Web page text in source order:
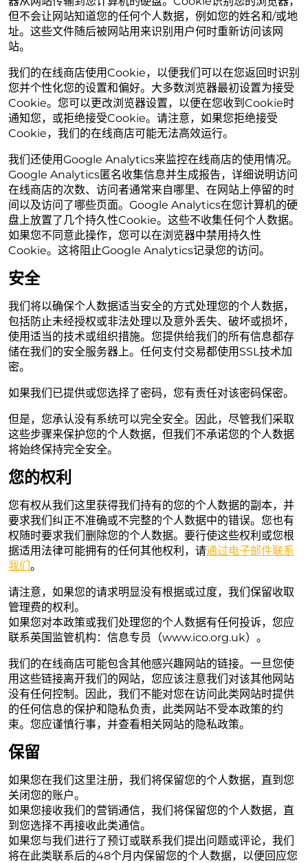
但不会让网站知道您的任何个人数据，例如您的姓名和/或地
址。这些文件随后被网站用来识别用户何时重新访问该网
站。
我们的在线商店使用Cookie，以便我们可以在您返回时识别
您并个性化您的设置和偏好。大多数浏览器最初设置为接受
Cookie。您可以更改浏览器设置，以便在您收到Cookie时
通知您，或拒绝接受Cookie。请注意，如果您拒绝接受
Cookie，我们的在线商店可能无法高效运行。
我们还使用Google Analytics来监控在线商店的使用情况。
Google Analytics匿名收集信息并生成报告，详细说明访问
在线商店的次数、访问者通常来自哪里、在网站上停留的时
间以及访问了哪些页面。Google Analytics在您计算机的硬
盘上放置了几个持久性Cookie。这些不收集任何个人数据。
如果您不同意此操作，您可以在浏览器中禁用持久性
Cookie。这将阻止Google Analytics记录您的访问。
安全
我们将以确保个人数据适当安全的方式处理您的个人数据，
包括防止未经授权或非法处理以及意外丢失、破坏或损坏，
使用适当的技术或组织措施。您提供给我们的所有信息都存
储在我们的安全服务器上。任何支付交易都使用SSL技术加
密。
如果我们已提供或您选择了密码，您有责任对该密码保密。
但是，您承认没有系统可以完全安全。因此，尽管我们采取
这些步骤来保护您的个人数据，但我们不承诺您的个人数据
将始终保持完全安全。
您的权利
您有权从我们这里获得我们持有的您的个人数据的副本，并
要求我们纠正不准确或不完整的个人数据中的错误。您也有
权随时要求我们删除您的个人数据。要行使这些权利或您根
据适用法律可能拥有的任何其他权利，请通过电子邮件联系
我们。
请注意，如果您的请求明显没有根据或过度，我们保留收取
管理费的权利。
如果您对本政策或我们处理您的个人数据有任何投诉，您应
联系英国监管机构：信息专员（www.ico.org.uk）。
我们的在线商店可能包含其他感兴趣网站的链接。一旦您使
用这些链接离开我们的网站，您应该注意我们对该其他网站
没有任何控制。因此，我们不能对您在访问此类网站时提供
的任何信息的保护和隐私负责，此类网站不受本政策的约
束。您应谨慎行事，并查看相关网站的隐私政策。
保留
如果您在我们这里注册，我们将保留您的个人数据，直到您
关闭您的账户。
如果您接收我们的营销通信，我们将保留您的个人数据，直
到您选择不再接收此类通信。
如果您与我们进行了预订或联系我们提出问题或评论，我们
将在此类联系后的48个月内保留您的个人数据，以便回应您